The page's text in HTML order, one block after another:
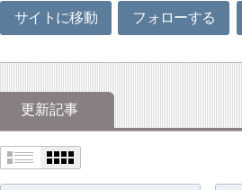
サイトに移動 フォローする
更新記事